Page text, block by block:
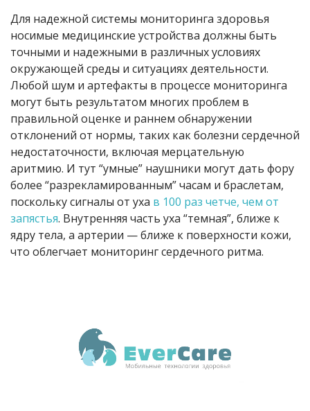
Для надежной системы мониторинга здоровья
носимые медицинские устройства должны быть
точными и надежными в различных условиях
окружающей среды и ситуациях деятельности.
Любой шум и артефакты в процессе мониторинга
могут быть результатом многих проблем в
правильной оценке и раннем обнаружении
отклонений от нормы, таких как болезни сердечной
недостаточности, включая мерцательную
аритмию. И тут “умные” наушники могут дать фору
более “разрекламированным” часам и браслетам,
поскольку сигналы от уха в 100 раз четче, чем от
запястья. Внутренняя часть уха “темная”, ближе к
ядру тела, а артерии — ближе к поверхности кожи,
что облегчает мониторинг сердечного ритма.